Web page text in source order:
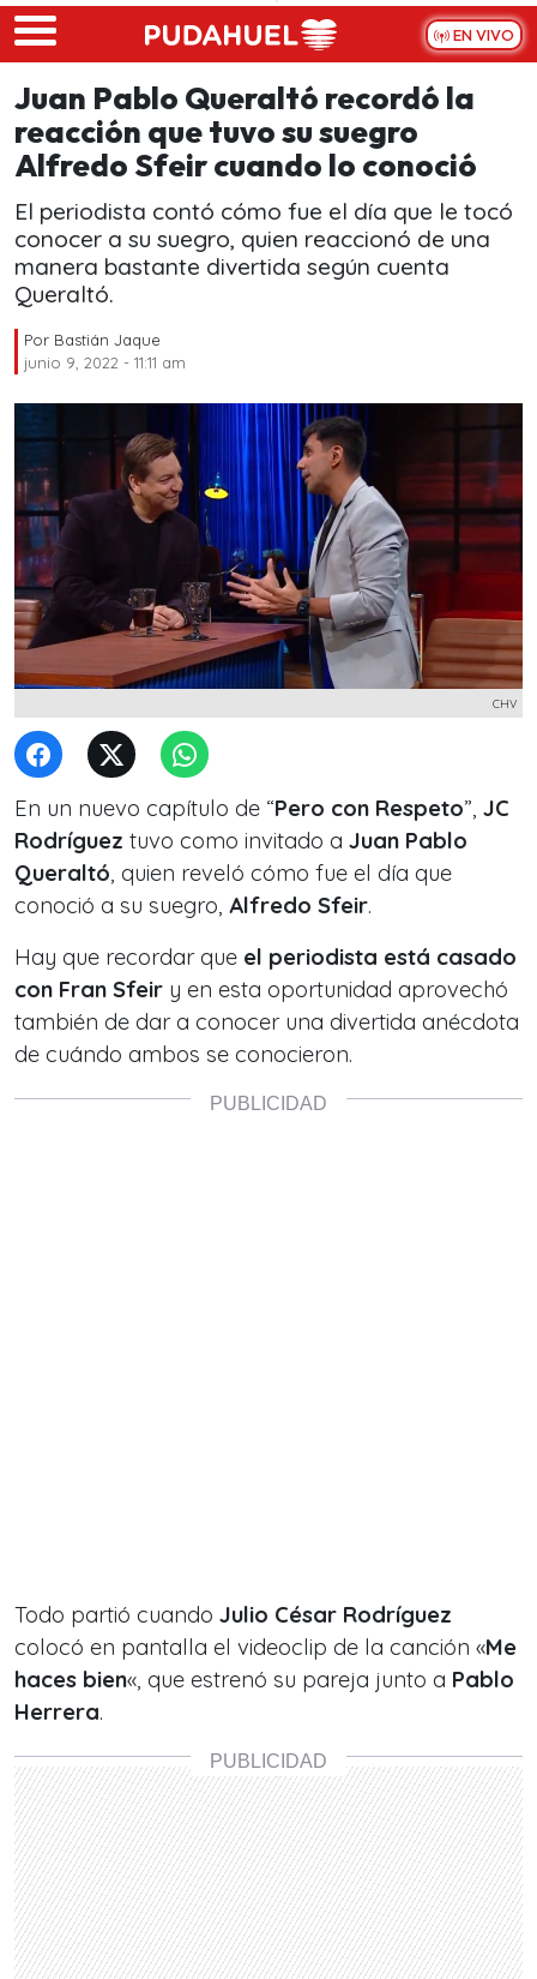
Skip to main content
EN VIVO
Juan Pablo Queraltó recordó la
reacción que tuvo su suegro
Alfredo Sfeir cuando lo conoció
El periodista contó cómo fue el día que le tocó
conocer a su suegro, quien reaccionó de una
manera bastante divertida según cuenta
Queraltó.
Por Bastián Jaque
junio 9, 2022 - 11:11 am
CHV
En un nuevo capítulo de “Pero con Respeto”, JC
Rodríguez tuvo como invitado a Juan Pablo
Queraltó, quien reveló cómo fue el día que
conoció a su suegro, Alfredo Sfeir.
Hay que recordar que el periodista está casado
con Fran Sfeir y en esta oportunidad aprovechó
también de dar a conocer una divertida anécdota
de cuándo ambos se conocieron.
Todo partió cuando Julio César Rodríguez
colocó en pantalla el videoclip de la canción «Me
haces bien«, que estrenó su pareja junto a Pablo
Herrera.